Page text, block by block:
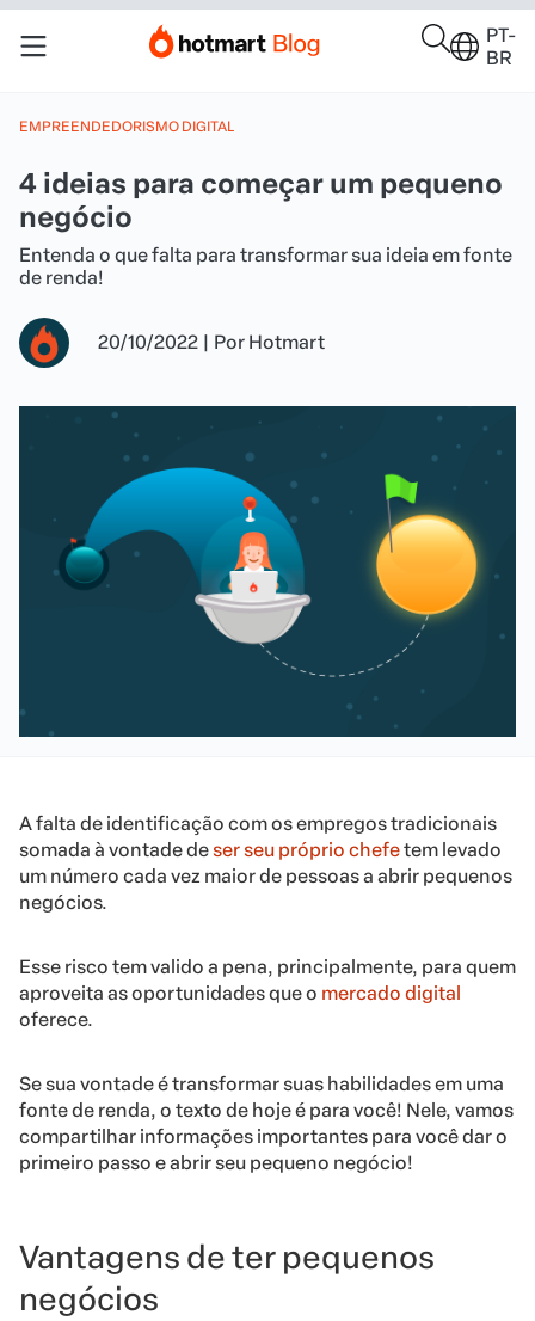
PT-
BR
EMPREENDEDORISMO DIGITAL
4 ideias para começar um pequeno
negócio
Entenda o que falta para transformar sua ideia em fonte
de renda!
20/10/2022 | Por Hotmart
A falta de identificação com os empregos tradicionais
somada à vontade deser seu próprio chefetem levado
um número cada vez maior de pessoas a abrir pequenos
negócios.
Esse risco tem valido a pena, principalmente, para quem
aproveita as oportunidades que o mercado digital
oferece.
Se sua vontade é transformar suas habilidades em uma
fonte de renda, o texto de hoje é para você! Nele, vamos
compartilhar informações importantes para você dar o
primeiro passo e abrir seu pequeno negócio!
Vantagens de ter pequenos
negócios